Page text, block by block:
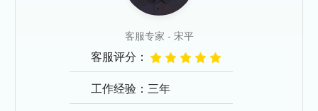
客服专家 - 宋平
客服评分：
工作经验：三年